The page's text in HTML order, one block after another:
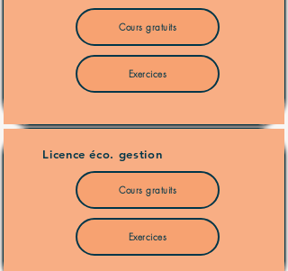
Cours gratuits
Exercices
Licence éco. gestion
Cours gratuits
Exercices